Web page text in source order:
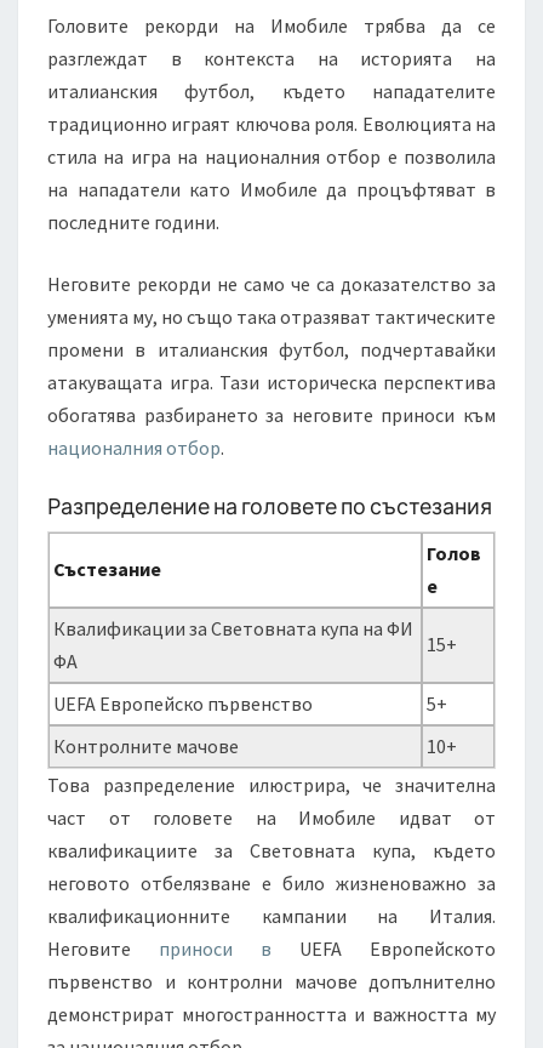
Головите рекорди на Имобиле трябва да се
разглеждат в контекста на историята на
италианския футбол, където нападателите
традиционно играят ключова роля. Еволюцията на
стила на игра на националния отбор е позволила
на нападатели като Имобиле да процъфтяват в
последните години.
Неговите рекорди не само че са доказателство за
уменията му, но също така отразяват тактическите
промени в италианския футбол, подчертавайки
атакуващата игра. Тази историческа перспектива
обогатява разбирането за неговите приноси към
националния отбор.
Разпределение на головете по състезания
Състезание
Голов
е
Квалификации за Световната купа на ФИ
ФА
15+
UEFA Европейско първенство
5+
Контролните мачове
10+
Това разпределение илюстрира, че значителна
част от головете на Имобиле идват от
квалификациите за Световната купа, където
неговото отбелязване е било жизненоважно за
квалификационните кампании на Италия.
Неговите приноси в UEFA Европейското
първенство и контролни мачове допълнително
демонстрират многостранността и важността му